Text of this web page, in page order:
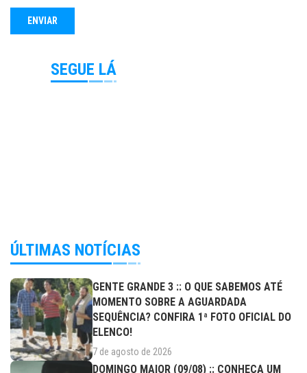
SEGUE LÁ
ÚLTIMAS NOTÍCIAS
GENTE GRANDE 3 :: O QUE SABEMOS ATÉ
MOMENTO SOBRE A AGUARDADA
SEQUÊNCIA? CONFIRA 1ª FOTO OFICIAL DO
ELENCO!
7 de agosto de 2026
DOMINGO MAIOR (09/08) :: CONHEÇA UM